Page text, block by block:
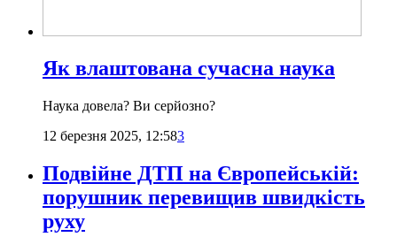
Як влаштована сучасна наука
Наука довела? Ви серйозно?
12 березня 2025, 12:583
Подвійне ДТП на Європейській:
порушник перевищив швидкість
руху